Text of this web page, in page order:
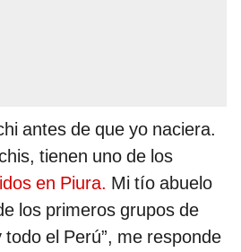
antes de que yo naciera.
tienen uno de los
en Piura. Mi tío abuelo
los primeros grupos de
el Perú”, me responde